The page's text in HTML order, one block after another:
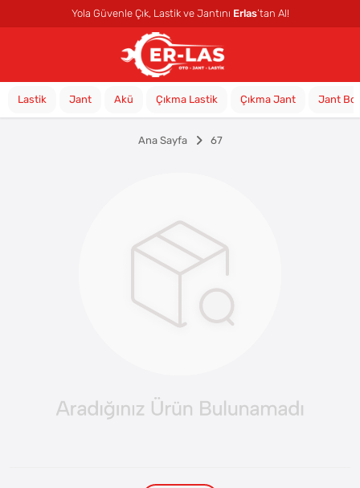
Yola Güvenle Çık, Lastik ve Jantını Erlas’tan Al!
Lastik Jant Akü Çıkma Lastik Çıkma Jant Jant
Ana Sayfa 67